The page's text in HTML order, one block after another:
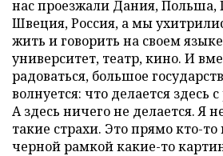
нас проезжали Дания, Польша,
Швеция, Россия, а мы
жить и говорить на своем
университет, театр, кино. И
радоваться, большое
волнуется: что делается здесь
А здесь ничего не делается. Я
такие страхи. Это прямо кто-то
черной рамкой какие-то